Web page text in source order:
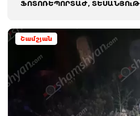
ՖՈՏՈՌԵՊՈՐՏԱԺ, ՏԵՍԱՆՅՈւԹ
Շամշյան